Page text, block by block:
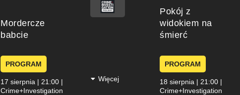
Mordercze
babcie
Więcej
PROGRAM
17 sierpnia | 21:00 |
Crime+Investigation
Pokój z
widokiem na
śmierć
PROGRAM
18 sierpnia | 21:00 |
Crime+Investigation
Dziękujemy
Niebawem oddzwonimy z ofertą.